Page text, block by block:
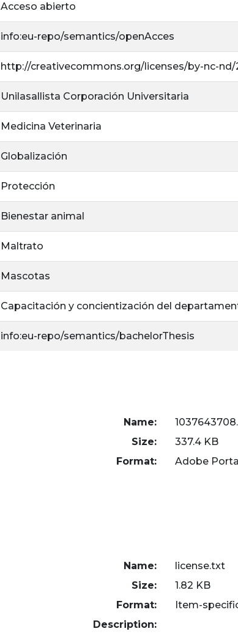
Acceso abierto
info:eu-repo/semantics/openAcces
http://creativecommons.org/licenses/by-nc-nd/
Unilasallista Corporación Universitaria
Medicina Veterinaria
Globalización
Protección
Bienestar animal
Maltrato
Mascotas
Capacitación y concientización del
info:eu-repo/semantics/bachelorThesis
Name:
Size:
337.4 KB
Format:
Adobe
Name:
license.txt
Size:
1.82 KB
Format:
Item-
Description: